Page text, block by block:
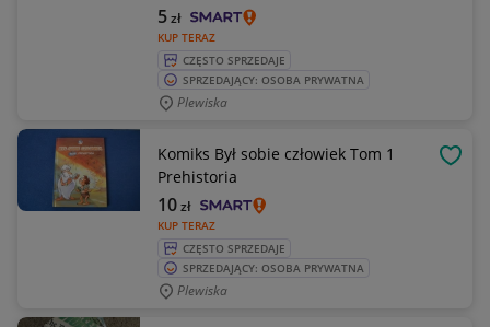
KUP TERAZ
5zł
CZĘSTO SPRZEDAJE
SPRZEDAJĄCY: OSOBA PRYWATNA
Plewiska
Komiks Był sobie człowiek Tom 1
Prehistoria
KUP TERAZ
10zł
CZĘSTO SPRZEDAJE
SPRZEDAJĄCY: OSOBA PRYWATNA
Plewiska